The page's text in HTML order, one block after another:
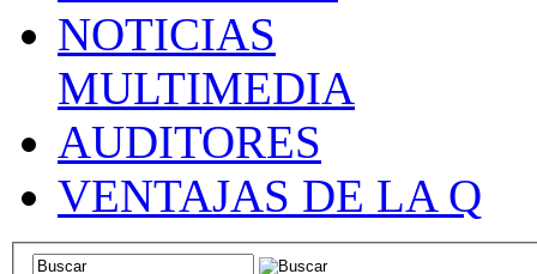
NOTICIAS
MULTIMEDIA
AUDITORES
VENTAJAS DE LA Q